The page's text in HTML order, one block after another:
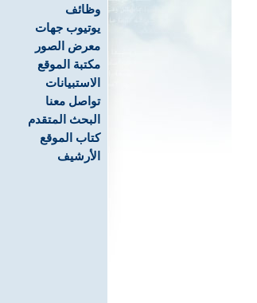
وظائف
يوتيوب جهات
معرض الصور
مكتبة الموقع
الاستبيانات
تواصل معنا
البحث المتقدم
كتاب الموقع
الأرشيف